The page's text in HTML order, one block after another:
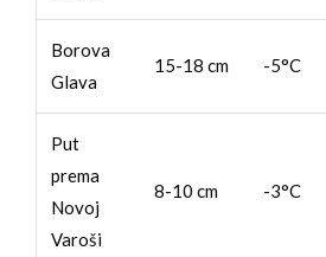
Borova
Glava
15-18 cm -5°C
Put
prema
Novoj
Varoši
8-10 cm -3°C